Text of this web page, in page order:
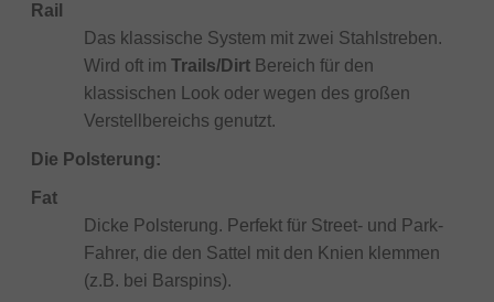
Rail
Das klassische System mit zwei Stahlstreben.
Wird oft im Trails/Dirt Bereich für den
klassischen Look oder wegen des großen
Verstellbereichs genutzt.
Die Polsterung:
Fat
Dicke Polsterung. Perfekt für Street- und Park-
Fahrer, die den Sattel mit den Knien klemmen
(z.B. bei Barspins).